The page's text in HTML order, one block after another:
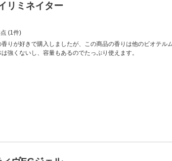
リミネイター
(1件)
香りが好きで購入しましたが、この商品の香りは他のビオテル
強くないし、容量もあるのでたっぷり使えます。